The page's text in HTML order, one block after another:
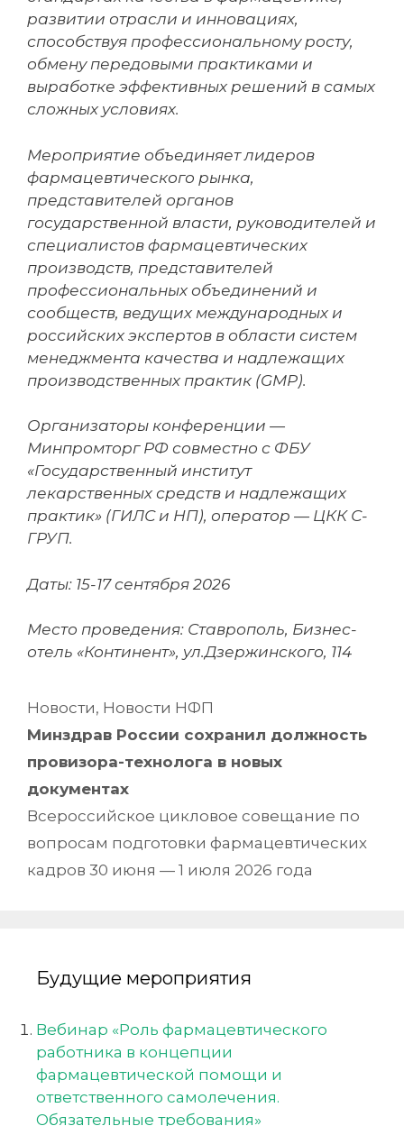
развитии отрасли и инновациях,
способствуя профессиональному росту,
обмену передовыми практиками и
выработке эффективных решений в самых
сложных условиях.
Мероприятие объединяет лидеров
фармацевтического рынка,
представителей органов
государственной власти, руководителей и
специалистов фармацевтических
производств, представителей
профессиональных объединений и
сообществ, ведущих международных и
российских экспертов в области систем
менеджмента качества и надлежащих
производственных практик (GMP).
Организаторы конференции —
Минпромторг РФ совместно с ФБУ
«Государственный институт
лекарственных средств и надлежащих
практик» (ГИЛС и НП), оператор — ЦКК С-
ГРУП.
Даты: 15-17 сентября 2026
Место проведения: Ставрополь, Бизнес-
отель «Континент», ул.Дзержинского, 114
Рубрики
Новости, Новости НФП
Навигация
Минздрав России сохранил должность
провизора-технолога в новых
документах
Всероссийское цикловое совещание по
вопросам подготовки фармацевтических
кадров 30 июня — 1 июля 2026 года
Будущие мероприятия
Вебинар «Роль фармацевтического
работника в концепции
фармацевтической помощи и
ответственного самолечения.
Обязательные требования»